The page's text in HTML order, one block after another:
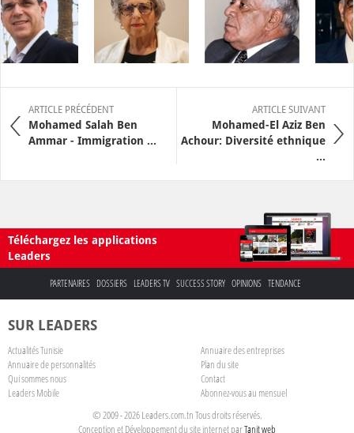
ARTICLE PRÉCÉDENT
Mohamed Salah Ben
Ammar - Immigration ...
ARTICLE SUIVANT
Mohamed-El Aziz Ben
Achour: Diversité ethnique
...
Téléchargez les applications
Leaders
PARTENAIRES DOSSIERS LEADERS TV SUCCESS STORY OPINIONS TENDANCE
SUR LEADERS
Actualités Tunisie
Annuaire des entreprises
Annuaire de personnalités
Plan du site
Qui sommes nous
Contact
Leaders Mobile
Abonnez-vous au mensuel
© 2009 - 2026 Leaders.com.tn Tous droits réservés.
Conception et Développement du site internet parTanit web